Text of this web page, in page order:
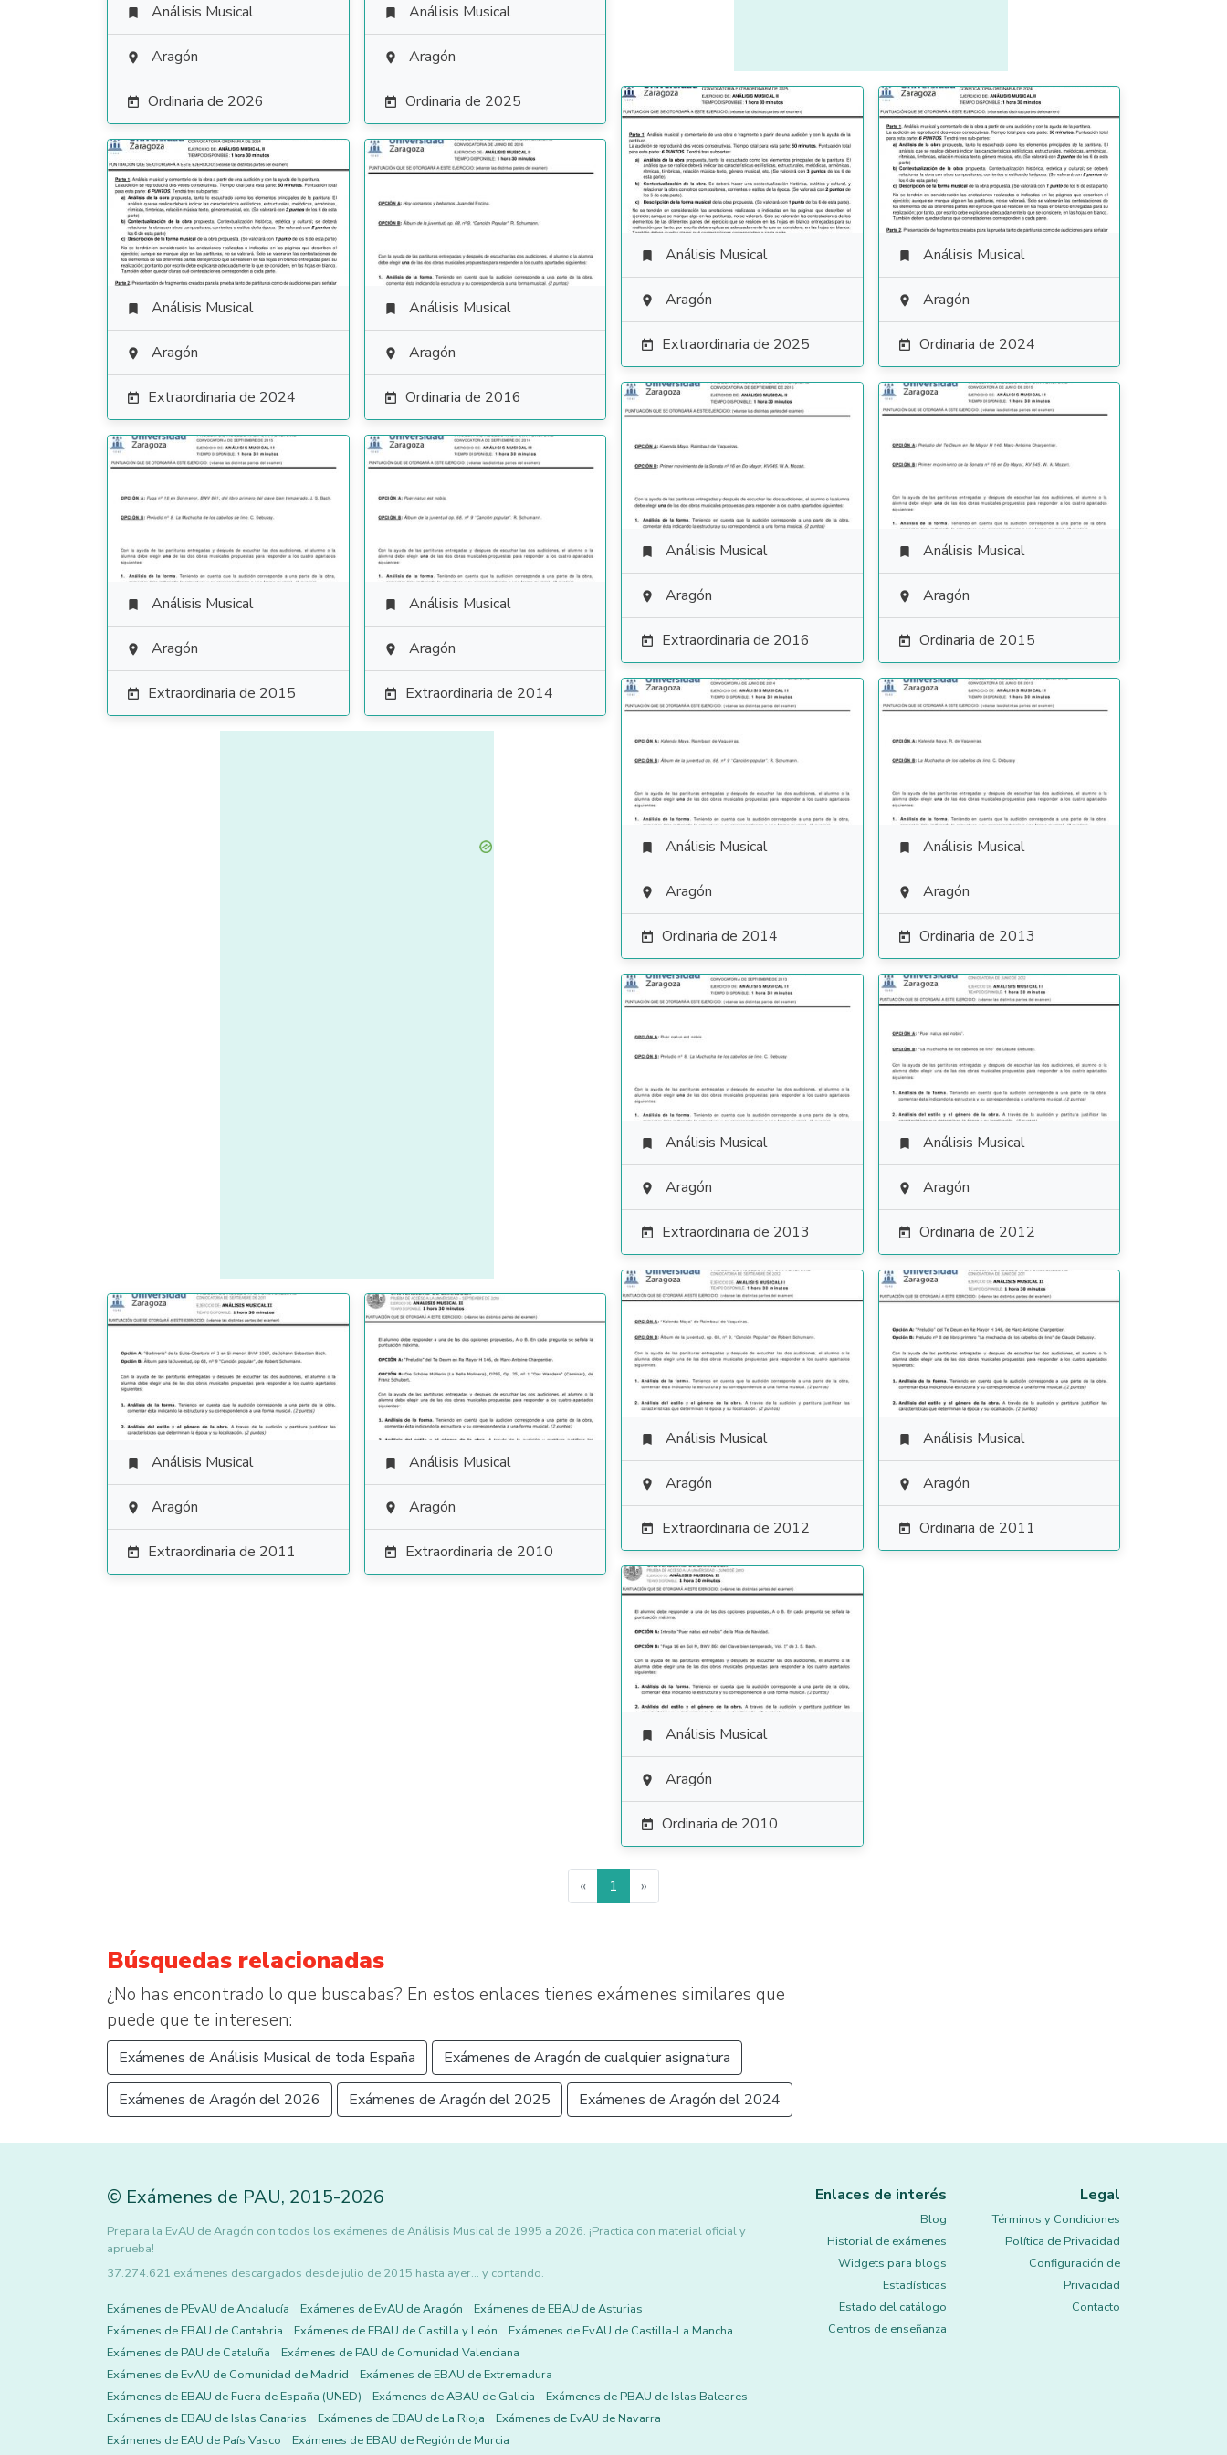
 Análisis Musical
 Aragón
 Ordinaria de 2026
 Análisis Musical
 Aragón
 Ordinaria de 2025
 Análisis Musical
 Aragón
 Extraordinaria de 2025
 Análisis Musical
 Aragón
 Ordinaria de 2024
 Análisis Musical
 Aragón
 Extraordinaria de 2024
 Análisis Musical
 Aragón
 Ordinaria de 2016
 Análisis Musical
 Aragón
 Extraordinaria de 2016
 Análisis Musical
 Aragón
 Ordinaria de 2015
 Análisis Musical
 Aragón
 Extraordinaria de 2015
 Análisis Musical
 Aragón
 Extraordinaria de 2014
 Análisis Musical
 Aragón
 Ordinaria de 2014
 Análisis Musical
 Aragón
 Ordinaria de 2013
 Análisis Musical
 Aragón
 Extraordinaria de 2013
 Análisis Musical
 Aragón
 Ordinaria de 2012
 Análisis Musical
 Aragón
 Extraordinaria de 2012
 Análisis Musical
 Aragón
 Ordinaria de 2011
 Análisis Musical
 Aragón
 Extraordinaria de 2011
 Análisis Musical
 Aragón
 Extraordinaria de 2010
 Análisis Musical
 Aragón
 Ordinaria de 2010
« 1 »
Búsquedas relacionadas
¿No has encontrado lo que buscabas? En estos enlaces tienes exámenes similares que
puede que te interesen:
Exámenes de Análisis Musical de toda España Exámenes de Aragón de cualquier asignatura
Exámenes de Aragón del 2026 Exámenes de Aragón del 2025 Exámenes de Aragón del 2024
© Exámenes de PAU, 2015-2026
Prepara la EvAU de Aragón con todos los exámenes de Análisis Musical de 1995 a 2026. ¡Practica con material oficial y
aprueba!
37.274.621 exámenes descargados desde julio de 2015 hasta ayer... y contando.
Exámenes de PEvAU de Andalucía Exámenes de EvAU de Aragón
Exámenes de EBAU de Asturias
Exámenes de EBAU de Cantabria
Exámenes de EBAU de Castilla y León
Exámenes de EvAU de Castilla-La Mancha
Exámenes de PAU de Cataluña
Exámenes de PAU de Comunidad Valenciana
Exámenes de EvAU de Comunidad de Madrid
Exámenes de EBAU de Extremadura
Exámenes de EBAU de Fuera de España (UNED)
Exámenes de ABAU de Galicia
Exámenes de PBAU de Islas Baleares
Exámenes de EBAU de Islas Canarias
Exámenes de EBAU de La Rioja
Exámenes de EvAU de Navarra
Exámenes de EAU de País Vasco
Exámenes de EBAU de Región de Murcia
Enlaces de interés
Blog
Historial de exámenes
Widgets para blogs
Estadísticas
Estado del catálogo
Centros de enseñanza
Legal
Términos y Condiciones
Política de Privacidad
Configuración de
Privacidad
Contacto